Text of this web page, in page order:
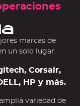
marcas de
un solo lugar.
Corsair,
HP y más.
variedad de